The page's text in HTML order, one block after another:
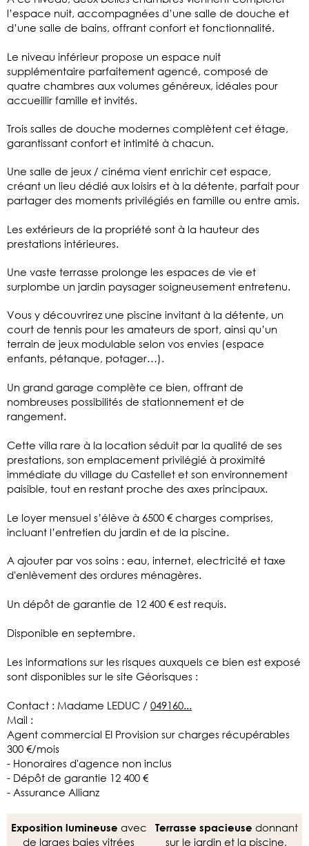
l’espace nuit, accompagnées d’une salle de douche et
d’une salle de bains, offrant confort et fonctionnalité.
Le niveau inférieur propose un espace nuit
supplémentaire parfaitement agencé, composé de
quatre chambres aux volumes généreux, idéales pour
accueillir famille et invités.
Trois salles de douche modernes complètent cet étage,
garantissant confort et intimité à chacun.
Une salle de jeux / cinéma vient enrichir cet espace,
créant un lieu dédié aux loisirs et à la détente, parfait pour
partager des moments privilégiés en famille ou entre amis.
Les extérieurs de la propriété sont à la hauteur des
prestations intérieures.
Une vaste terrasse prolonge les espaces de vie et
surplombe un jardin paysager soigneusement entretenu.
Vous y découvrirez une piscine invitant à la détente, un
court de tennis pour les amateurs de sport, ainsi qu’un
terrain de jeux modulable selon vos envies (espace
enfants, pétanque, potager…).
Un grand garage complète ce bien, offrant de
nombreuses possibilités de stationnement et de
rangement.
Cette villa rare à la location séduit par la qualité de ses
prestations, son emplacement privilégié à proximité
immédiate du village du Castellet et son environnement
paisible, tout en restant proche des axes principaux.
Le loyer mensuel s’élève à 6500 € charges comprises,
incluant l’entretien du jardin et de la piscine.
A ajouter par vos soins : eau, internet, electricité et taxe
d'enlèvement des ordures ménagères.
Un dépôt de garantie de 12 400 € est requis.
Disponible en septembre.
Les informations sur les risques auxquels ce bien est exposé
sont disponibles sur le site Géorisques :
Contact : Madame LEDUC / 049160...
Mail :
Agent commercial EI Provision sur charges récupérables
300 €/mois
- Honoraires d'agence non inclus
- Dépôt de garantie 12 400 €
- Assurance Allianz
Exposition lumineuse avec
de larges baies vitrées
Terrasse spacieuse donnant
sur le jardin et la piscine,